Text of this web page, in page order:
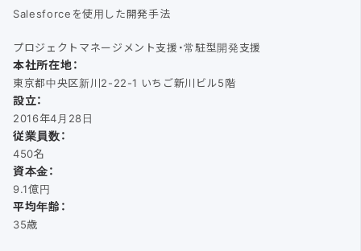
Salesforceを使用した開発手法
プロジェクトマネージメント支援・常駐型開発支援
本社所在地：
東京都中央区新川2-22-1 いちご新川ビル5階
設立：
2016年4月28日
従業員数：
450名
資本金：
9.1億円
平均年齢：
35歳